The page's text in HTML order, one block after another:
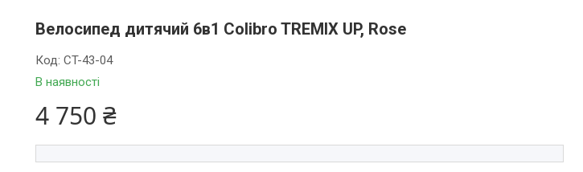
Велосипед дитячий 6в1 Colibro TREMIX UP, Rose
В наявності
Код: CT-43-04
4 750 ₴